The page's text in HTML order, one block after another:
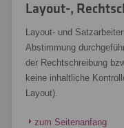
Layout-,
Layout- und
Abstimmung
der Rechtschreibung
keine inhaltliche
Layout).
zum Seitenanfang